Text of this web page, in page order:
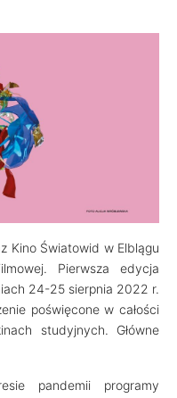
Kino Światowid w Elblągu
Pierwsza edycja
24-25 sierpnia 2022 r.
poświęcone w całości
studyjnych. Główne
pandemii programy